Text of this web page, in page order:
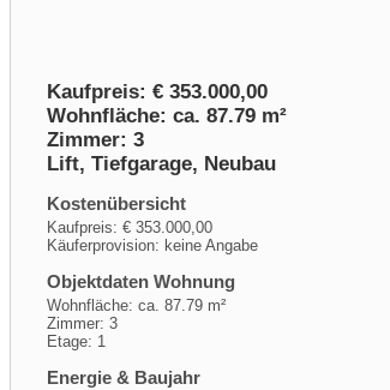
Kaufpreis: € 353.000,00
Wohnfläche: ca. 87.79 m²
Zimmer: 3
Lift, Tiefgarage, Neubau
Kostenübersicht
Kaufpreis: € 353.000,00
Käuferprovision: keine Angabe
Objektdaten Wohnung
Wohnfläche: ca. 87.79 m²
Zimmer: 3
Etage: 1
Energie & Baujahr